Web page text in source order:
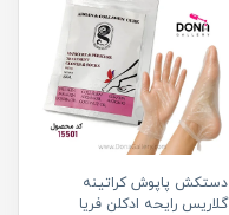
دستکش پاپوش کراتينه
گلاريس رايحه ادکلن فريا